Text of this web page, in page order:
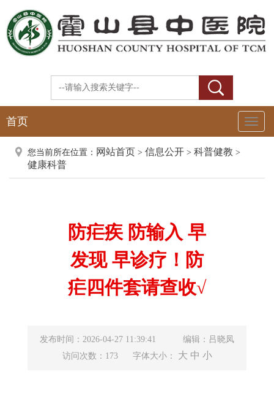
Toggle
首页
您当前所在位置： 网站首页 > 信息公开 > 科普健教 >
健康科普
防疟疾 防输入 早
发现 早诊疗！防
疟四件套请查收√
发布时间：2026-04-27 11:39:41
编辑：吕晓凤
访问次数：173
字体大小： 大 中 小